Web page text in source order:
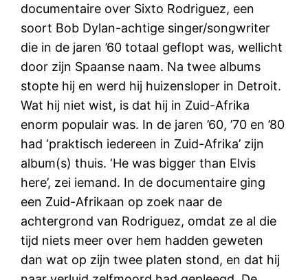
documentaire over Sixto Rodriguez, een
soort Bob Dylan-achtige singer/songwriter
die in de jaren ’60 totaal geflopt was, wellicht
door zijn Spaanse naam. Na twee albums
stopte hij en werd hij huizensloper in Detroit.
Wat hij niet wist, is dat hij in Zuid-Afrika
enorm populair was. In de jaren ’60, ’70 en ’80
had ‘praktisch iedereen in Zuid-Afrika’ zijn
album(s) thuis. ‘He was bigger than Elvis
here’, zei iemand. In de documentaire ging
een Zuid-Afrikaan op zoek naar de
achtergrond van Rodriguez, omdat ze al die
tijd niets meer over hem hadden geweten
dan wat op zijn twee platen stond, en dat hij